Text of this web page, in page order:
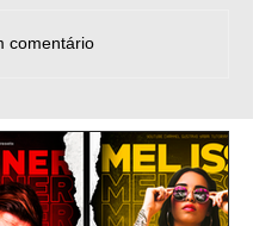
texto
app gratuito
comentário